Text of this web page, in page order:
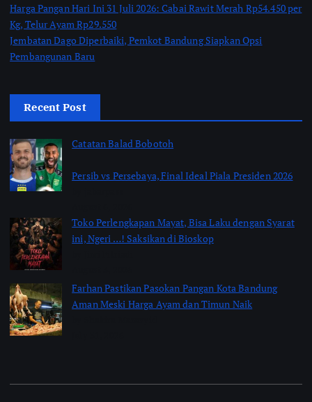
Harga Pangan Hari Ini 31 Juli 2026: Cabai Rawit Merah Rp54.450 per
Kg, Telur Ayam Rp29.550
Jembatan Dago Diperbaiki, Pemkot Bandung Siapkan Opsi
Pembangunan Baru
Recent Post
Catatan Balad Bobotoh
Persib vs Persebaya, Final Ideal Piala Presiden 2026
Toko Perlengkapan Mayat, Bisa Laku dengan Syarat
ini, Ngeri …! Saksikan di Bioskop
Farhan Pastikan Pasokan Pangan Kota Bandung
Aman Meski Harga Ayam dan Timun Naik